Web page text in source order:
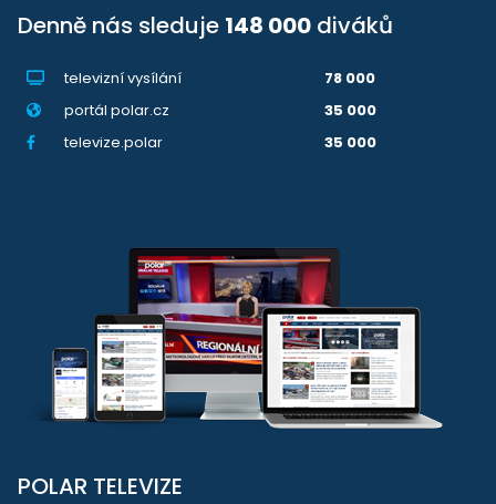
Denně nás sleduje 148 000 diváků
televizní vysílání
78 000
portál polar.cz
35 000
televize.polar
35 000
POLAR TELEVIZE